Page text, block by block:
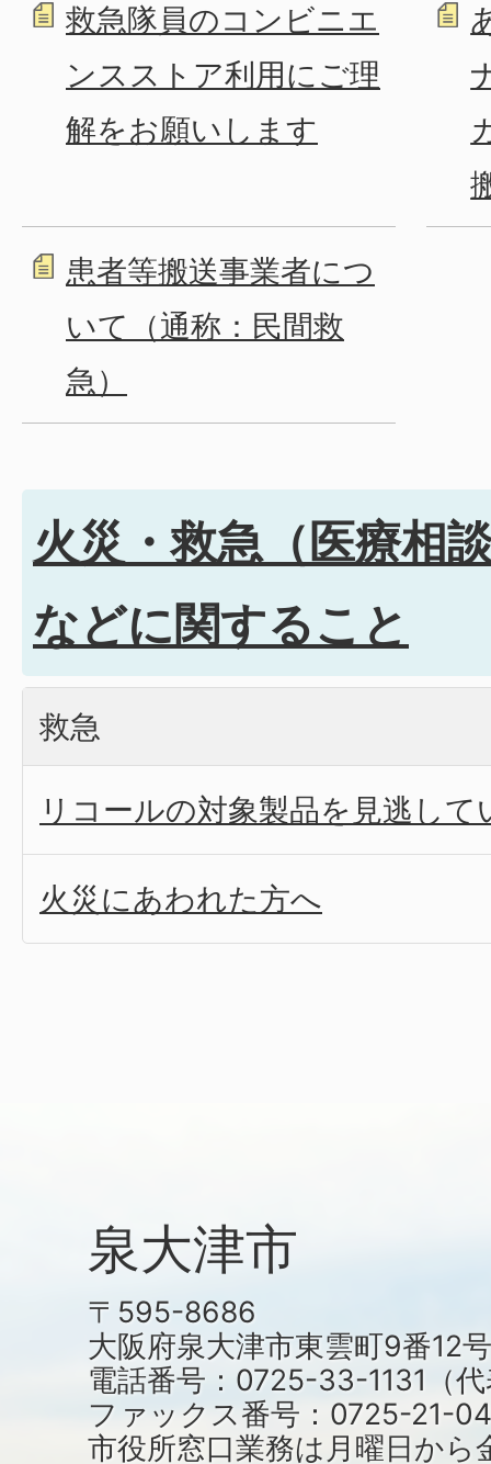
救急隊員のコンビニエ
ンスストア利用にご理
解をお願いします
患者等搬送事業者につ
いて（通称：民間救
急）
火災・救急（医療相
などに関すること
救急
リコールの対象製品を見逃して
火災にあわれた方へ
泉大津市
〒595-8686
大阪府泉大津市東雲町9番12号
電話番号：0725-33-1131（
ファックス番号：0725-21-
市役所窓口業務は月曜日から